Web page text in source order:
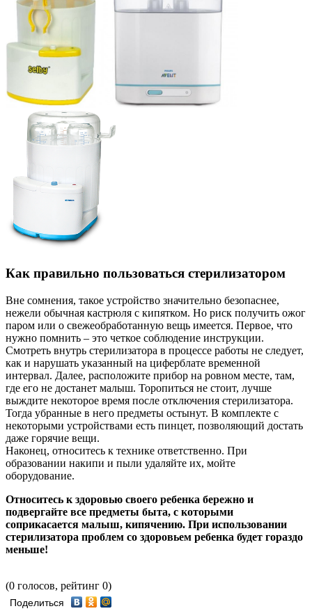
Как правильно пользоваться стерилизатором
Вне сомнения, такое устройство значительно безопаснее,
нежели обычная кастрюля с кипятком. Но риск получить ожог
паром или о свежеобработанную вещь имеется. Первое, что
нужно помнить – это четкое соблюдение инструкции.
Смотреть внутрь стерилизатора в процессе работы не следует,
как и нарушать указанный на циферблате временной
интервал. Далее, расположите прибор на ровном месте, там,
где его не достанет малыш. Торопиться не стоит, лучше
выждите некоторое время после отключения стерилизатора.
Тогда убранные в него предметы остынут. В комплекте с
некоторыми устройствами есть пинцет, позволяющий достать
даже горячие вещи.
Наконец, относитесь к технике ответственно. При
образовании накипи и пыли удаляйте их, мойте
оборудование.
Относитесь к здоровью своего ребенка бережно и
подвергайте все предметы быта, с которыми
соприкасается малыш, кипячению. При использовании
стерилизатора проблем со здоровьем ребенка будет гораздо
меньше!
(0 голосов, рейтинг 0)
Поделиться